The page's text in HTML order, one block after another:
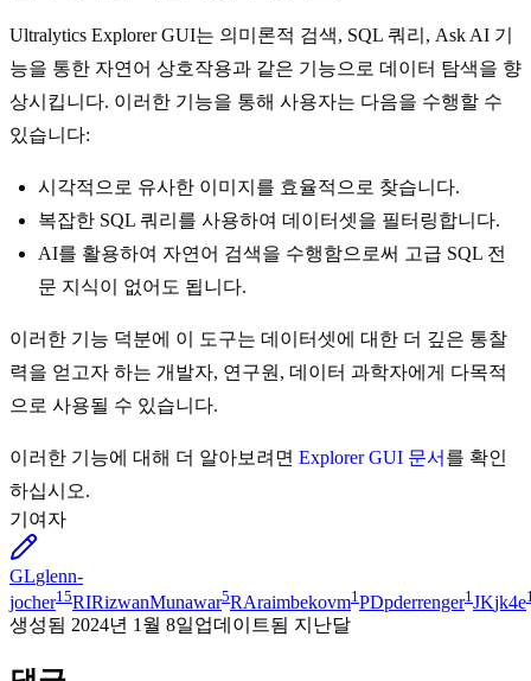
Ultralytics Explorer GUI는 의미론적 검색, SQL 쿼리, Ask AI 기
능을 통한 자연어 상호작용과 같은 기능으로 데이터 탐색을 향
상시킵니다. 이러한 기능을 통해 사용자는 다음을 수행할 수
있습니다:
시각적으로 유사한 이미지를 효율적으로 찾습니다.
복잡한 SQL 쿼리를 사용하여 데이터셋을 필터링합니다.
AI를 활용하여 자연어 검색을 수행함으로써 고급 SQL 전
문 지식이 없어도 됩니다.
이러한 기능 덕분에 이 도구는 데이터셋에 대한 더 깊은 통찰
력을 얻고자 하는 개발자, 연구원, 데이터 과학자에게 다목적
으로 사용될 수 있습니다.
이러한 기능에 대해 더 알아보려면 Explorer GUI 문서 를 확인
하십시오.
기여자
GLglenn-
jocher15RIRizwanMunawar5RAraimbekovm1PDpderrenger1JKjk4e
생성됨 2024년 1월 8일업데이트됨 지난달